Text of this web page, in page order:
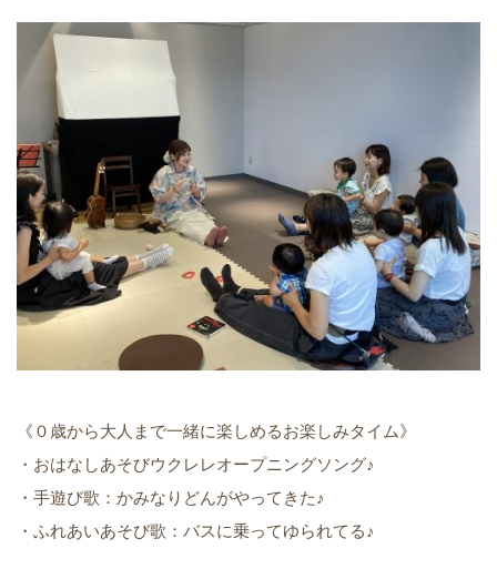
《０歳から大人まで一緒に楽しめるお楽しみタイム》
・おはなしあそびウクレレオープニングソング♪
・手遊び歌：かみなりどんがやってきた♪
・ふれあいあそび歌：バスに乗ってゆられてる♪